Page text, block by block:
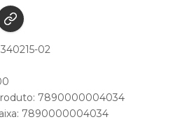
02
7890000004034
7890000004034